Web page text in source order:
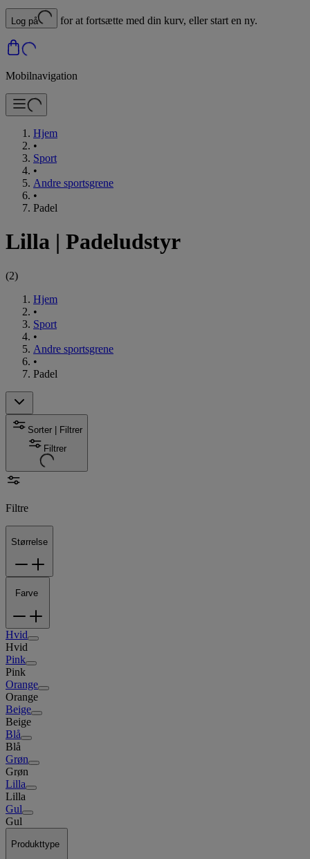
Log på for at fortsætte med din kurv, eller start en ny.
Mobilnavigation
Hjem
•
Sport
•
Andre sportsgrene
•
Padel
Lilla | Padeludstyr
(2)
Hjem
•
Sport
•
Andre sportsgrene
•
Padel
Sorter | Filtrer
Filtrer
Filtre
Størrelse
Farve
Hvid
Hvid
Pink
Pink
Orange
Orange
Beige
Beige
Blå
Blå
Grøn
Grøn
Lilla
Lilla
Gul
Gul
Produkttype